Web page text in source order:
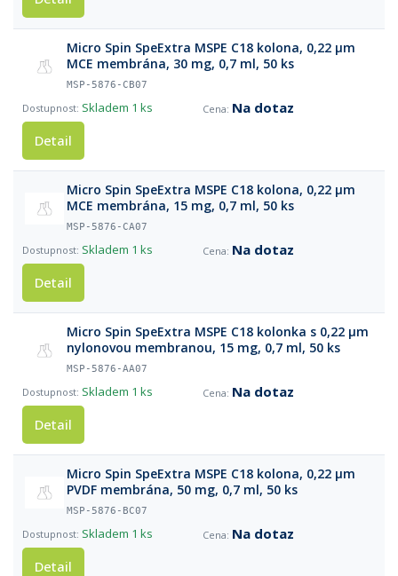
Micro Spin SpeExtra MSPE C18 kolona, 0,22 µm
MCE membrána, 30 mg, 0,7 ml, 50 ks
MSP-5876-CB07
Skladem 1 ks
Na dotaz
Detail
Micro Spin SpeExtra MSPE C18 kolona, 0,22 µm
MCE membrána, 15 mg, 0,7 ml, 50 ks
MSP-5876-CA07
Skladem 1 ks
Na dotaz
Detail
Micro Spin SpeExtra MSPE C18 kolonka s 0,22 µm
nylonovou membranou, 15 mg, 0,7 ml, 50 ks
MSP-5876-AA07
Skladem 1 ks
Na dotaz
Detail
Micro Spin SpeExtra MSPE C18 kolona, 0,22 µm
PVDF membrána, 50 mg, 0,7 ml, 50 ks
MSP-5876-BC07
Skladem 1 ks
Na dotaz
Detail